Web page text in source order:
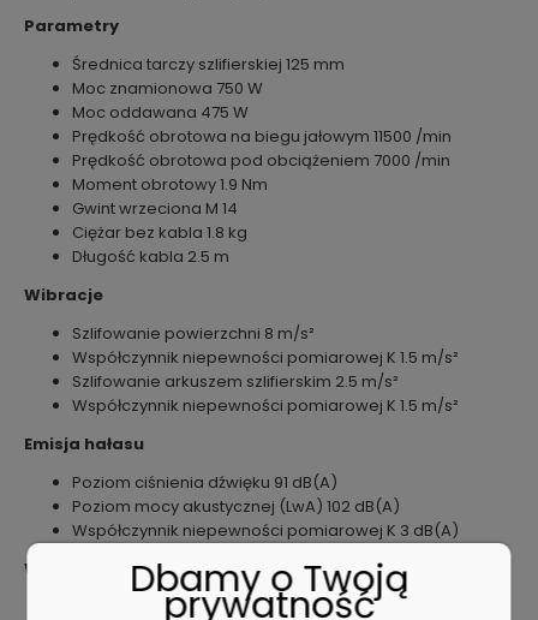
Parametry
Średnica tarczy szlifierskiej 125 mm
Moc znamionowa 750 W
Moc oddawana 475 W
Prędkość obrotowa na biegu jałowym 11500 /min
Prędkość obrotowa pod obciążeniem 7000 /min
Moment obrotowy 1.9 Nm
Gwint wrzeciona M 14
Ciężar bez kabla 1.8 kg
Długość kabla 2.5 m
Wibracje
Szlifowanie powierzchni 8 m/s²
Współczynnik niepewności pomiarowej K 1.5 m/s²
Szlifowanie arkuszem szlifierskim 2.5 m/s²
Współczynnik niepewności pomiarowej K 1.5 m/s²
Emisja hałasu
Poziom ciśnienia dźwięku 91 dB(A)
Poziom mocy akustycznej (LwA) 102 dB(A)
Współczynnik niepewności pomiarowej K 3 dB(A)
WyposażenieDbamy o Twoją
prywatność